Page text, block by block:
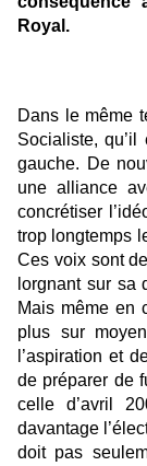
Royal.
Dans le même
Socialiste,
gauche. De
une alliance
concrétiser
trop longtemps
Ces voix sont
lorgnant sur sa
Mais même en
plus sur
l’aspiration et
de préparer de
celle d’avril
davantage
doit pas